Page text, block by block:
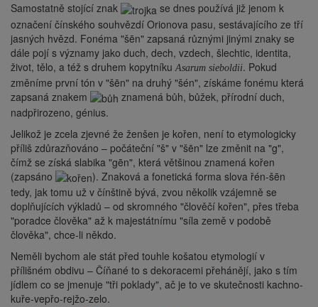
Samostatně stojící znak
se dnes používá již jenom k
označení čínského souhvězdí Orionova pasu, sestávajícího ze tří
jasných hvězd. Fonéma "šēn" zapsaná různými jinými znaky se
dále pojí s významy jako duch, dech, vzdech, šlechtic, identita,
život, tělo, a též s druhem kopytníku Asarum sieboldii. Pokud
změníme první tón v "šēn" na druhý "šén", získáme fonému která
zapsaná znakem
znamená bůh, bůžek, přírodní duch,
nadpřirozeno, génius.
Jelikož je zcela zjevné že ženšen je kořen, není to etymologicky
příliš zdůrazňováno – počáteční "š" v "šēn" lze změnit na "g",
čímž se získá slabika "gēn", která většinou znamená kořen
(zapsáno
). Znaková a fonetická forma slova řén-šēn
tedy, jak tomu už v čínštině bývá, zvou několik vzájemně se
doplňujících výkladů – od skromného "člověčí kořen", přes třeba
"poradce člověka" až k majestátnímu "síla země v podobě
člověka", chce-li někdo.
Neměli bychom ale stát před touhle košatou etymologií v
přílišném obdivu – Číňané to s dekoracemi přehánějí, jako s tím
jídlem co se jmenuje "tři poklady", ač je to ve skutečnosti kachno-
kuře-vepřo-rejžo-zelo.